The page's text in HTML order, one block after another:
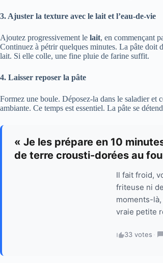
3. Ajuster la texture avec le lait et l’eau-de-vie
Ajoutez progressivement le lait, en commençant
Continuez à pétrir quelques minutes. La pâte doit
lait. Si elle colle, une fine pluie de farine suffit.
4. Laisser reposer la pâte
Formez une boule. Déposez-la dans le saladier et
ambiante. Ce temps est essentiel. La pâte se
« Je les prépare en 10
de terre crousti-dorées au
Il fait froid,
friteuse ni
moments-
vraie petite
33 votes ·